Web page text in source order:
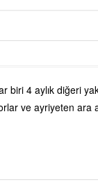
4 aylık diğeri
ve ayriyeten ara